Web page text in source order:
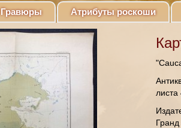
Гравюры Атрибуты роскоши
листа